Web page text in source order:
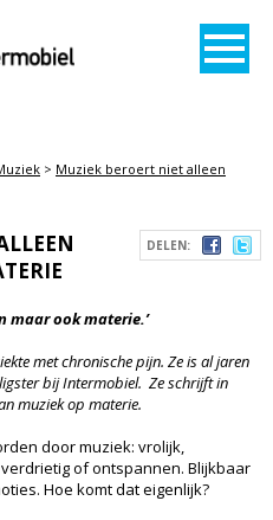
> Muziek beroert niet alleen
DELEN:
maar ook materie.’
met chronische pijn. Ze is al jaren
bij Intermobiel. Ze schrijft in
muziek op materie.
door muziek: vrolijk,
of ontspannen. Blijkbaar
Hoe komt dat eigenlijk?